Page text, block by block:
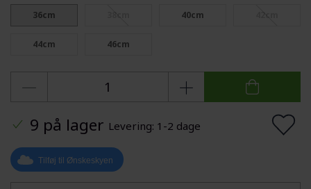
36cm
40cm
44cm 46cm
9 på lager Levering: 1-2 dage
Tilføj til Ønskeskyen